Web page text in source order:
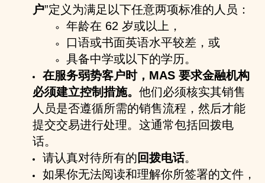
户”定义为满足以下任意两项标准的人员：
年龄在 62 岁或以上，
口语或书面英语水平较差，或
具备中学或以下的学历。
在服务弱势客户时，MAS 要求金融机构
必须建立控制措施。 他们必须核实其销售
人员是否遵循所需的销售流程，然后才能
提交交易进行处理。这通常包括回拨电
话。
请认真对待所有的 回拨电话。
如果你无法阅读和理解你所签署的文件，